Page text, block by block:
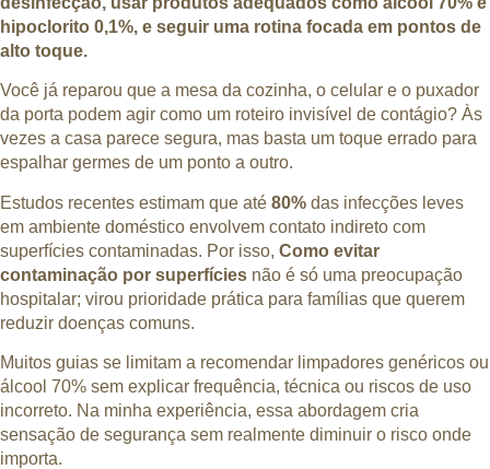
hipoclorito 0,1%, e seguir uma rotina focada em pontos de
alto toque.
Você já reparou que a mesa da cozinha, o celular e o puxador
da porta podem agir como um roteiro invisível de contágio? Às
vezes a casa parece segura, mas basta um toque errado para
espalhar germes de um ponto a outro.
Estudos recentes estimam que até 80% das infecções leves
em ambiente doméstico envolvem contato indireto com
superfícies contaminadas. Por isso, Como evitar
contaminação por superfícies não é só uma preocupação
hospitalar; virou prioridade prática para famílias que querem
reduzir doenças comuns.
Muitos guias se limitam a recomendar limpadores genéricos ou
álcool 70% sem explicar frequência, técnica ou riscos de uso
incorreto. Na minha experiência, essa abordagem cria
sensação de segurança sem realmente diminuir o risco onde
importa.